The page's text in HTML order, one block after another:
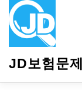
JD보험문